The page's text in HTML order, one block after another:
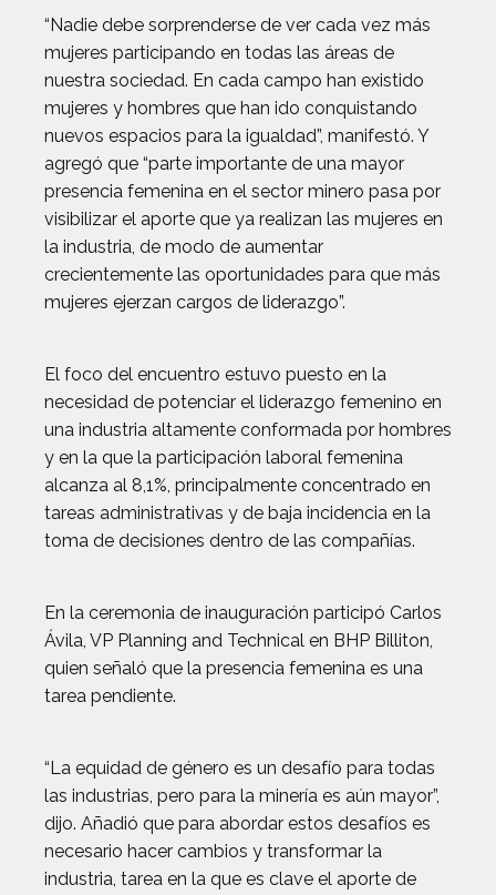
“Nadie debe sorprenderse de ver cada vez más
mujeres participando en todas las áreas de
nuestra sociedad. En cada campo han existido
mujeres y hombres que han ido conquistando
nuevos espacios para la igualdad”, manifestó. Y
agregó que “parte importante de una mayor
presencia femenina en el sector minero pasa por
visibilizar el aporte que ya realizan las mujeres en
la industria, de modo de aumentar
crecientemente las oportunidades para que más
mujeres ejerzan cargos de liderazgo”.
El foco del encuentro estuvo puesto en la
necesidad de potenciar el liderazgo femenino en
una industria altamente conformada por hombres
y en la que la participación laboral femenina
alcanza al 8,1%, principalmente concentrado en
tareas administrativas y de baja incidencia en la
toma de decisiones dentro de las compañías.
En la ceremonia de inauguración participó Carlos
Ávila, VP Planning and Technical en BHP Billiton,
quien señaló que la presencia femenina es una
tarea pendiente.
“La equidad de género es un desafío para todas
las industrias, pero para la minería es aún mayor”,
dijo. Añadió que para abordar estos desafíos es
necesario hacer cambios y transformar la
industria, tarea en la que es clave el aporte de